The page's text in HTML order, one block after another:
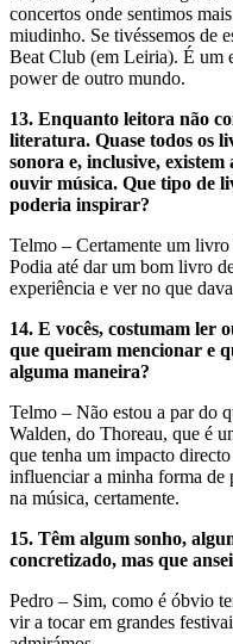
concertos onde sentimos
miudinho. Se tivéssemos de
Beat Club (em Leiria). É um
power de outro mundo.
13. Enquanto leitora não
literatura. Quase todos os
sonora e, inclusive, existem
ouvir música. Que tipo de
poderia inspirar?
Telmo – Certamente um
Podia até dar um bom livro
experiência e ver no que
14. E vocês, costumam ler
que queiram mencionar e
alguma maneira?
Telmo – Não estou a par do
Walden, do Thoreau, que é
que tenha um impacto
influenciar a minha forma de
na música, certamente.
15. Têm algum sonho,
concretizado, mas que
Pedro – Sim, como é óbvio
vir a tocar em grandes